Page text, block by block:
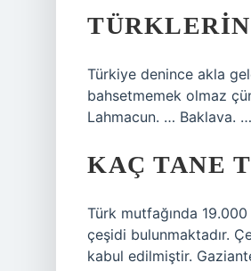
Türkiye denince akla
bahsetmemek olmaz
Lahmacun. … Baklava.
KAÇ TANE
Türk mutfağında
çeşidi bulunmaktadır.
kabul edilmiştir.